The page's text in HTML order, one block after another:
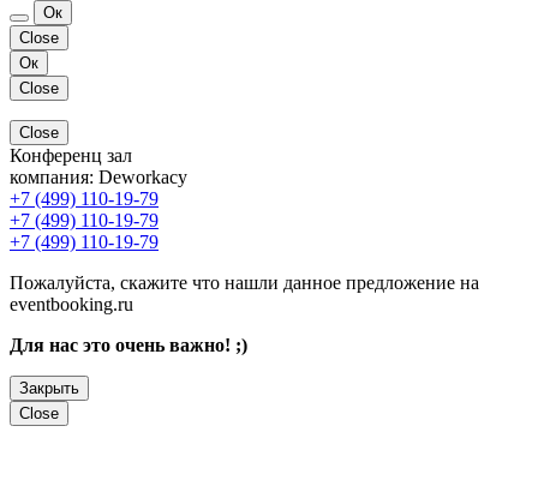
Ок
Close
Ок
Close
Close
Конференц зал
компания: Deworkacy
+7 (499) 110-19-79
+7 (499) 110-19-79
+7 (499) 110-19-79
Пожалуйста, скажите что нашли данное предложение на
eventbooking.ru
Для нас это очень важно! ;)
Закрыть
Close